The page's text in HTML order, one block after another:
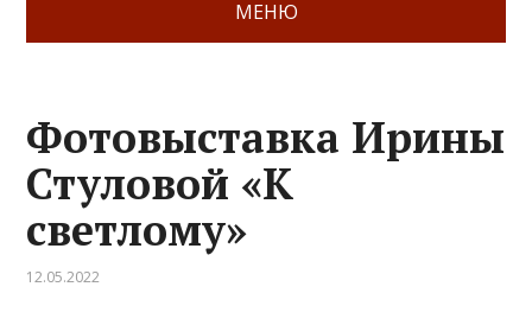
МЕНЮ
Фотовыставка Ирины
Стуловой «К
светлому»
12.05.2022